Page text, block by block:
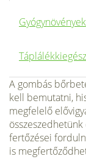
Gyógynövények
A gombás
kell bemutatni,
megfelelő
fertőzései
is